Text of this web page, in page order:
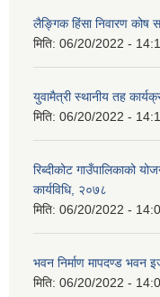
लैङ्गिक हिंसा निवारण कोष
मिति: 06/20/2022 -
युवामैत्री स्थानीय तह
मिति: 06/20/2022 -
रिब्दीकोट गाउँपालिकाको
कार्यविधि, २०७८
मिति: 06/20/2022 -
भवन निर्माण मापदण्ड भवन
मिति: 06/20/2022 -